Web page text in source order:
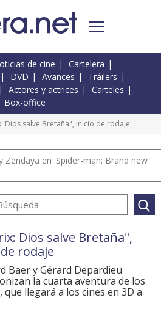
de cine
Cartelera
DVD Avances
Tráilers
Actores y actrices
Carteles
Box-office
Dios salve Bretaña", inicio de rodaje
Zendaya en 'Spider-man: Brand new
Dios salve Bretaña",
rodaje
Baer y Gérard Depardieu
la cuarta aventura de los
que llegará a los cines en 3D a